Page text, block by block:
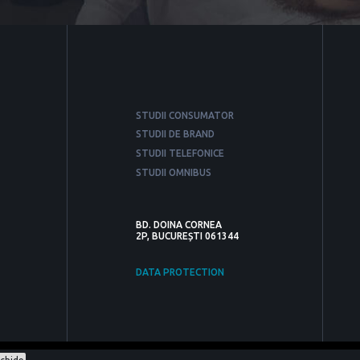
STUDII CONSUMATOR
STUDII DE BRAND
STUDII TELEFONICE
STUDII OMNIBUS
BD. DOINA CORNEA
2P, BUCUREȘTI 061344
DATA PROTECTION